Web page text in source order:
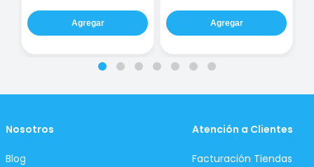
Agregar Agregar
Nosotros
Blog
Atención a Clientes
Facturación Tiendas